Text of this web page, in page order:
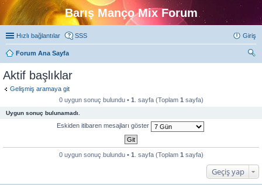
Barış Manço Mix Forum
Hızlı bağlantılar SSS Giriş
Forum Ana Sayfa
Aktif başlıklar
Gelişmiş aramaya git
0 uygun sonuç bulundu • 1 . sayfa (Toplam 1 sayfa)
Uygun sonuç bulunamadı.
Eskiden itibaren mesajları göster
0 uygun sonuç bulundu • 1 . sayfa (Toplam 1 sayfa)
Geçiş yap